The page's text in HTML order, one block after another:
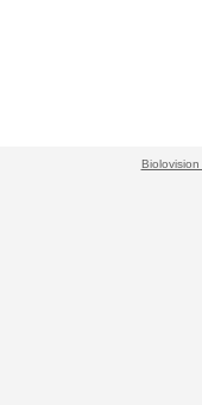
Biolovision